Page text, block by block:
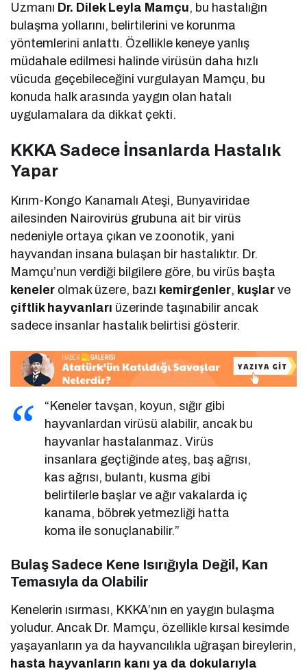
Uzmanı Dr. Dilek Leyla Mamçu, bu hastalığın
bulaşma yollarını, belirtilerini ve korunma
yöntemlerini anlattı. Özellikle keneye yanlış
müdahale edilmesi halinde virüsün daha hızlı
vücuda geçebileceğini vurgulayan Mamçu, bu
konuda halk arasında yaygın olan hatalı
uygulamalara da dikkat çekti.
KKKA Sadece İnsanlarda Hastalık
Yapar
Kırım-Kongo Kanamalı Ateşi, Bunyaviridae
ailesinden Nairovirüs grubuna ait bir virüs
nedeniyle ortaya çıkan ve zoonotik, yani
hayvandan insana bulaşan bir hastalıktır. Dr.
Mamçu’nun verdiği bilgilere göre, bu virüs başta
keneler olmak üzere, bazı kemirgenler, kuşlar ve
çiftlik hayvanları üzerinde taşınabilir ancak
sadece insanlar hastalık belirtisi gösterir.
“Keneler tavşan, koyun, sığır gibi
hayvanlardan virüsü alabilir, ancak bu
hayvanlar hastalanmaz. Virüs
insanlara geçtiğinde ateş, baş ağrısı,
kas ağrısı, bulantı, kusma gibi
belirtilerle başlar ve ağır vakalarda iç
kanama, böbrek yetmezliği hatta
koma ile sonuçlanabilir.”
Bulaş Sadece Kene Isırığıyla Değil, Kan
Temasıyla da Olabilir
Kenelerin ısırması, KKKA’nın en yaygın bulaşma
yoludur. Ancak Dr. Mamçu, özellikle kırsal kesimde
yaşayanların ya da hayvancılıkla uğraşan bireylerin,
hasta hayvanların kanı ya da dokularıyla